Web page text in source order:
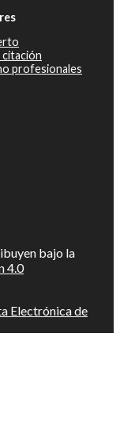
profesionales
bajo la
4.0
Electrónica de